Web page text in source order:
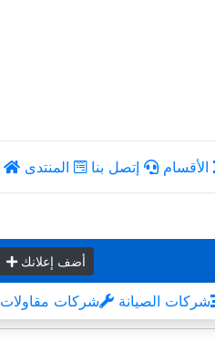
الأقسام إتصل بنا المنتدى
أضف إعلانك
شركات مقاولات شركات الصيانة